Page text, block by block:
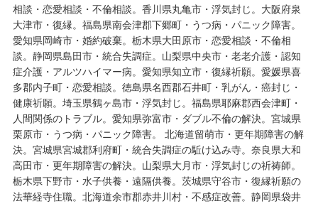
相談・恋愛相談・不倫相談。香川県丸亀市・浮気封じ。大阪府泉
大津市・復縁。福島県南会津郡下郷町・うつ病・パニック障害。
愛知県岡崎市・婚約破棄。栃木県大田原市・恋愛相談・不倫相
談。静岡県島田市・統合失調症。山梨県中央市・老老介護・認知
症介護・アルツハイマー病。愛知県知立市・復縁祈願。愛媛県喜
多郡内子町・恋愛相談。徳島県名西郡石井町・乳がん・癌封じ・
健康祈願。埼玉県鶴ヶ島市・浮気封じ。福島県耶麻郡西会津町・
人間関係のトラブル。愛知県弥富市・ダブル不倫の解決。宮城県
栗原市・うつ病・パニック障害。 北海道留萌市・更年期障害の解
決。宮城県宮城郡利府町・統合失調症の駈け込み寺。奈良県大和
高田市・更年期障害の解決。山梨県大月市・浮気封じの祈祷師。
栃木県下野市・水子供養・遠隔供養。茨城県守谷市・復縁祈願の
法華経寺住職。北海道余市郡赤井川村・不感症改善。静岡県袋井